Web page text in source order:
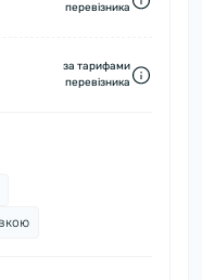
перевізника
за тарифами
перевізника